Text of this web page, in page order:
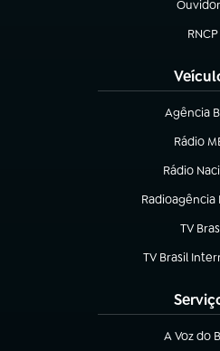
(abre
RNCP
(abre
Agência
(abre em
Rádio
(abre
Rádio
Radioagência
(abre em
TV
(abre
TV Brasil
(abre em
A Voz do
(abre em